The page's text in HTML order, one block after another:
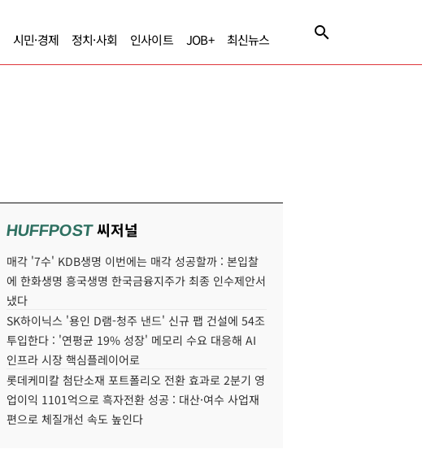
시민·경제 정치·사회 인사이트 JOB+ 최신뉴스
HUFFPOST씨저널
매각 '7수' KDB생명 이번에는 매각 성공할까 : 본입찰
에 한화생명 흥국생명 한국금융지주가 최종 인수제안서
냈다
SK하이닉스 '용인 D램-청주 낸드' 신규 팹 건설에 54조
투입한다 : '연평균 19% 성장' 메모리 수요 대응해 AI
인프라 시장 핵심플레이어로
롯데케미칼 첨단소재 포트폴리오 전환 효과로 2분기 영
업이익 1101억으로 흑자전환 성공 : 대산·여수 사업재
편으로 체질개선 속도 높인다